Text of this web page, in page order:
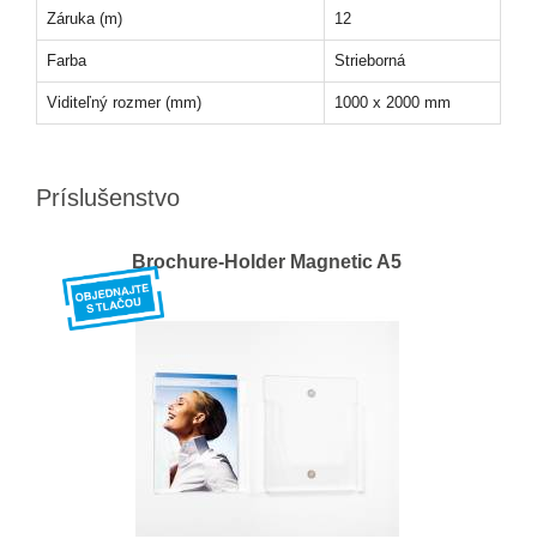
Záruka (m) 12
Farba Strieborná
Viditeľný rozmer (mm) 1000 x 2000 mm
Príslušenstvo
Brochure-Holder Magnetic A5